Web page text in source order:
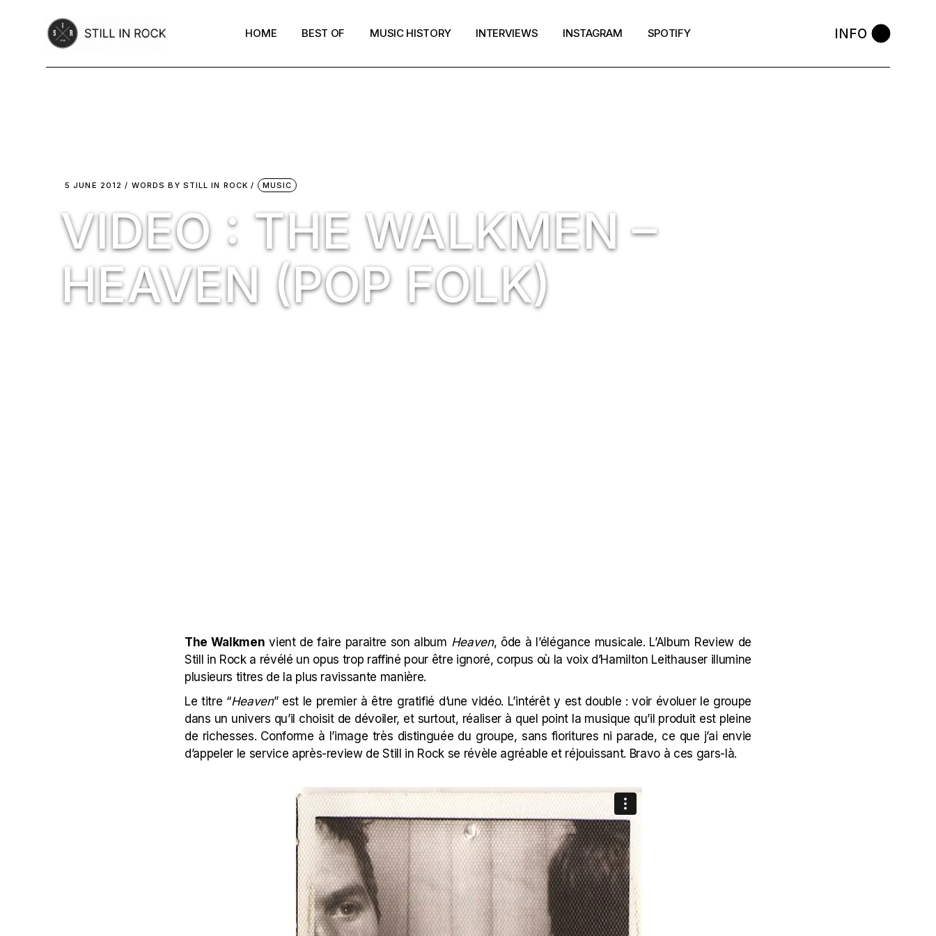
HOME BEST OF MUSIC HISTORY INTERVIEWS INSTAGRAM SPOTIFY INFO
5 JUNE 2012 WORDS BY STILL IN ROCK MUSIC
VIDEO : THE WALKMEN –
HEAVEN (POP FOLK)
The Walkmen vient de faire paraitre son album Heaven, ôde à l’élégance musicale. L’Album Review de
Still in Rock a révélé un opus trop raffiné pour être ignoré, corpus où la voix d’Hamilton Leithauser illumine
plusieurs titres de la plus ravissante manière.
Le titre “Heaven” est le premier à être gratifié d’une vidéo. L’intérêt y est double : voir évoluer le groupe
dans un univers qu’il choisit de dévoiler, et surtout, réaliser à quel point la musique qu’il produit est pleine
de richesses. Conforme à l’image très distinguée du groupe, sans fioritures ni parade, ce que j’ai envie
d’appeler le service après-review de Still in Rock se révèle agréable et réjouissant. Bravo à ces gars-là.